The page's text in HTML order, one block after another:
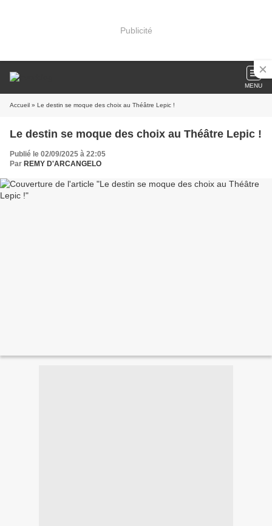
Publicité
MENU
Accueil » Le destin se moque des choix au Théâtre Lepic !
Le destin se moque des choix au Théâtre Lepic !
Publié le 02/09/2025 à 22:05
Par REMY D'ARCANGELO